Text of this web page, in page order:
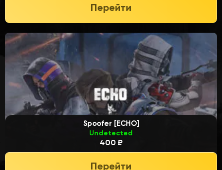
Перейти
Spoofer [ECHO]
Undetected
400 ₽
Перейти